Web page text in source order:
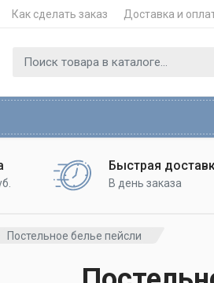
Как сделать заказ Доставка и
Быстрая
В день заказа
Постельное белье пейсли